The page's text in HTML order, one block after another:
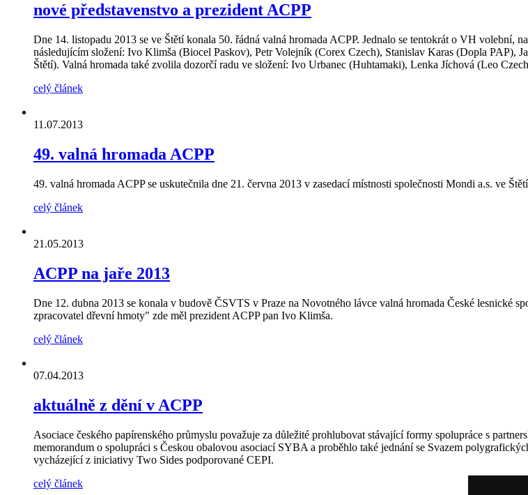
nové představenstvo a prezident ACPP
Dne 14. listopadu 2013 se ve Štětí konala 50. řádná valná hromada ACPP. Jednalo se tentokrát o VH volební,
následujícím složení: Ivo Klimša (Biocel Paskov), Petr Volejník (Corex Czech), Stanislav Karas (Dopla PAP),
Štětí). Valná hromada také zvolila dozorčí radu ve složení: Ivo Urbanec (Huhtamaki), Lenka Jíchová (Leo
celý článek
11.07.2013
49. valná hromada ACPP
49. valná hromada ACPP se uskutečnila dne 21. června 2013 v zasedací místnosti společnosti Mondi a.s. ve
celý článek
21.05.2013
ACPP na jaře 2013
Dne 12. dubna 2013 se konala v budově ČSVTS v Praze na Novotného lávce valná hromada České lesnické
zpracovatel dřevní hmoty" zde měl prezident ACPP pan Ivo Klimša.
celý článek
07.04.2013
aktuálně z dění v ACPP
Asociace českého papírenského průmyslu považuje za důležité prohlubovat stávající formy spolupráce s
memorandum o spolupráci s Českou obalovou asociací SYBA a proběhlo také jednání se Svazem
vycházející z iniciativy Two Sides podporované CEPI.
celý článek